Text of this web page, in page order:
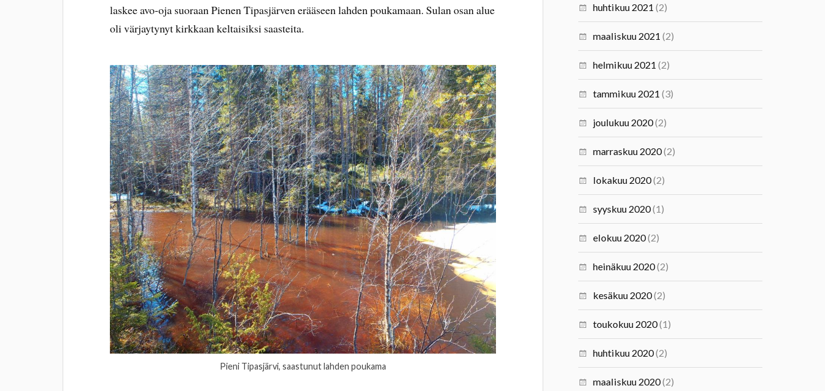
laskee avo-oja suoraan Pienen Tipasjärven erääseen lahden poukamaan. Sulan osan alue
oli värjaytynyt kirkkaan keltaisiksi saasteita.
Pieni Tipasjärvi, saastunut lahden poukama
huhtikuu 2021 (2)
maaliskuu 2021 (2)
helmikuu 2021 (2)
tammikuu 2021 (3)
joulukuu 2020(2)
marraskuu 2020(2)
lokakuu 2020(2)
syyskuu 2020(1)
elokuu 2020(2)
heinäkuu 2020(2)
kesäkuu 2020(2)
toukokuu 2020(1)
huhtikuu 2020(2)
maaliskuu 2020(2)